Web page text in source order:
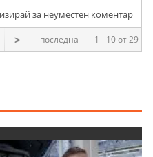
за неуместен коментар
1 - 10 от 29
> последна